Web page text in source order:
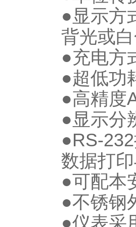
●显示方
背光或
●充电方
●超低功
●高精度
●显示分
●RS-
数据打
●可配本
●不锈钢
●仪表采